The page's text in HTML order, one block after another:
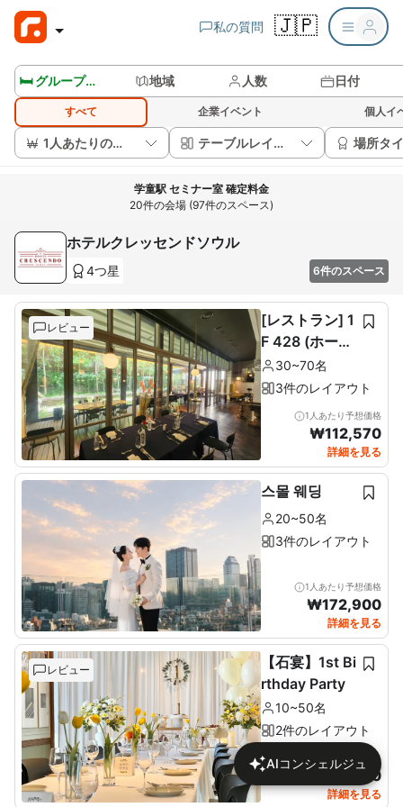
私の質問 🇯🇵
🛏️ グループルームを見る 地域 人数 日付
すべて 企業イベント 個人イ
1人あたりの価格 テーブルレイアウト 場所タ
学童駅 セミナー室 確定料金
20件の会場 (97件のスペース)
ホテルクレッセンドソウル
4つ星 6件のスペース
レビュー
[レストラン] 1
F 428 (ホール
60席+ルーム1
0席)
30~70名
3件のレイアウト
1人あたり予想価格
₩112,570
詳細を見る
스몰 웨딩
20~50名
3件のレイアウト
1人あたり予想価格
₩172,900
詳細を見る
レビュー
【石宴】1st Bi
rthday Party
10~50名
2件のレイアウト
1人あたり予想価格
137,680
詳細を見る
AIコンシェルジュ